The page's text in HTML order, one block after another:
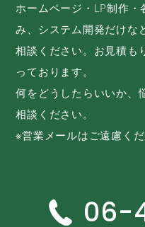
ホームページ・LP制作
み、システム開発だけな
相談ください。お見積も
っております。
何をどうしたらいいか、
相談ください。
※営業メールはご遠慮くだ
06-